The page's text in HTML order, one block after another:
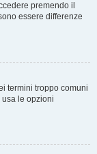
premendo il
essere differenze
termini troppo comuni
le opzioni